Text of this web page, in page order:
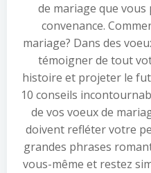
de mariage que
convenance.
mariage? Dans des
témoigner de tout
histoire et projeter le
10 conseils
de vos voeux de
doivent refléter votre
grandes phrases
vous-même et restez